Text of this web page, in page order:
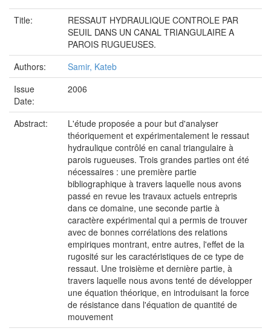
Title:
RESSAUT HYDRAULIQUE CONTROLE PAR
SEUIL DANS UN CANAL TRIANGULAIRE A
PAROIS RUGUEUSES.
Authors:
Samir, Kateb
Issue
Date:
2006
Abstract:
L'étude proposée a pour but d'analyser
théoriquement et expérimentalement le ressaut
hydraulique contrôlé en canal triangulaire à
parois rugueuses. Trois grandes parties ont été
nécessaires : une première partie
bibliographique à travers laquelle nous avons
passé en revue les travaux actuels entrepris
dans ce domaine, une seconde partie à
caractère expérimental qui a permis de trouver
avec de bonnes corrélations des relations
empiriques montrant, entre autres, l'effet de la
rugosité sur les caractéristiques de ce type de
ressaut. Une troisième et dernière partie, à
travers laquelle nous avons tenté de développer
une équation théorique, en introduisant la force
de résistance dans l'équation de quantité de
mouvement